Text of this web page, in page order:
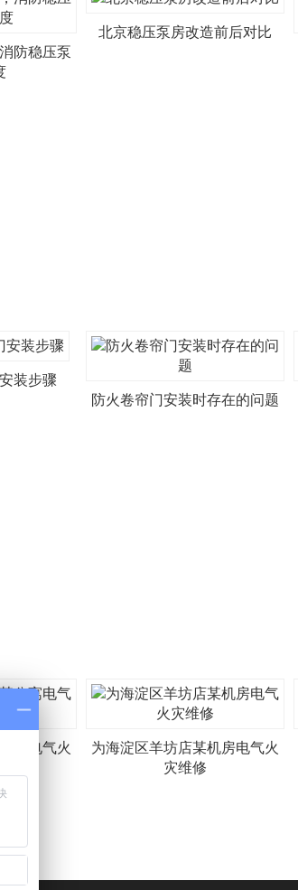
防稳压泵
北京稳压泵房改造前后对比
装步骤
防火卷帘门安装时存在的问题
寓电气火
为海淀区羊坊店某机房电气火
灾维修